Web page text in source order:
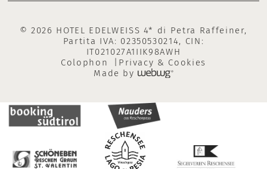
© 2026 HOTEL EDELWEISS 4* di Petra Raffeiner,
Partita IVA: 02350530214, CIN:
IT021027A1IIK98AWH
Colophon
Privacy & Cookies
Made by